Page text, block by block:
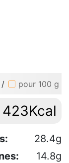
/ pour 100 g
423Kcal
28.4g
14.8g